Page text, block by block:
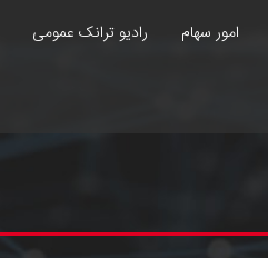
امور سهام رادیو ترانک عمومی